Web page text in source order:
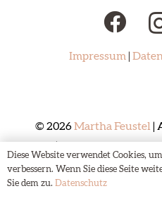
Impressum
© 2026Martha Feustel
|
Diese Website verwendet Cookies,
verbessern. Wenn Sie diese Seite
Sie dem zu. Datenschutz